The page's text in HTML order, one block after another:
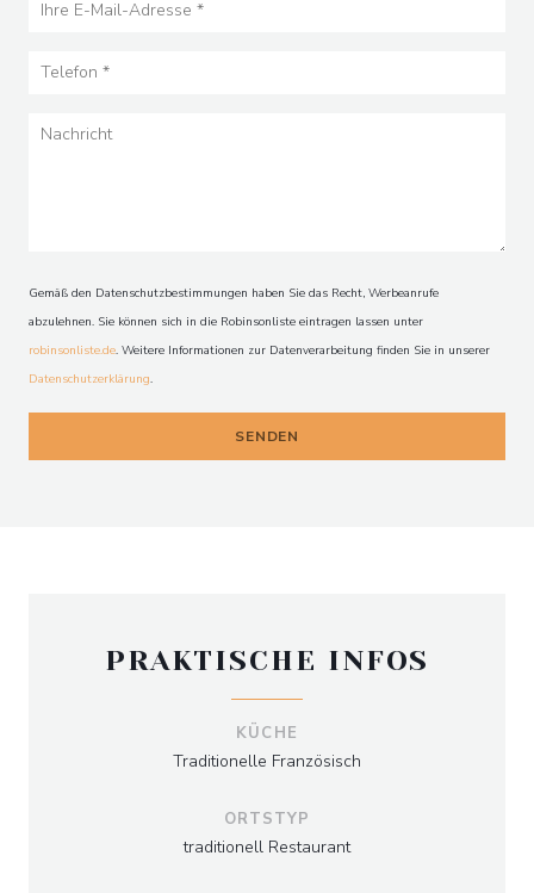
Gemäß den Datenschutzbestimmungen haben Sie das Recht, Werbeanrufe
abzulehnen. Sie können sich in die Robinsonliste eintragen lassen unter
robinsonliste.de. Weitere Informationen zur Datenverarbeitung finden Sie in unserer
Datenschutzerklärung.
PRAKTISCHE INFOS
KÜCHE
Traditionelle Französisch
ORTSTYP
traditionell Restaurant
O'CHAROLAIS